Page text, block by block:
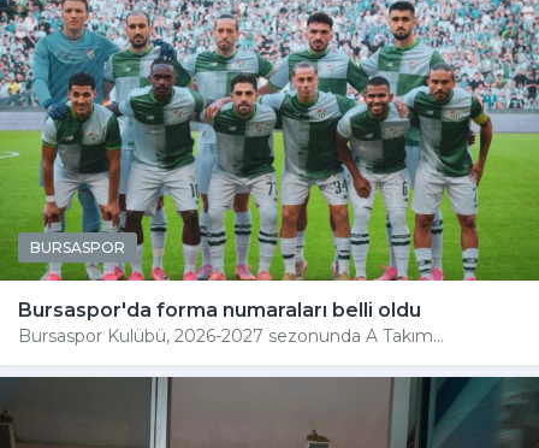
BURSASPOR
Bursaspor'da forma numaraları belli oldu
Bursaspor Kulübü, 2026-2027 sezonunda A Takım...